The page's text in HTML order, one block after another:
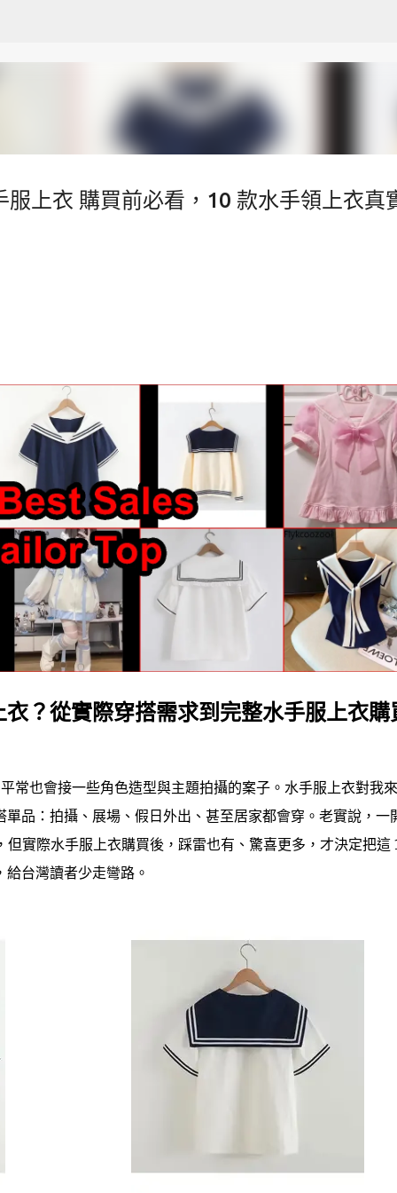
上衣 購買前必看，10 款水手領上衣真
？從實際穿搭需求到完整水手服上衣購
常也會接一些角色造型與主題拍攝的案子。水手服上衣對我
品：拍攝、展場、假日外出、甚至居家都會穿。老實說，一
實際水手服上衣購買後，踩雷也有、驚喜更多，才決定把這
台灣讀者少走彎路。